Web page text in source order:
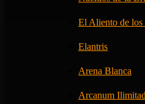
El Aliento de los
Elantris
Arena Blanca
Arcanum